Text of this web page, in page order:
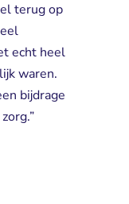
terug op
echt heel
waren.
bijdrage